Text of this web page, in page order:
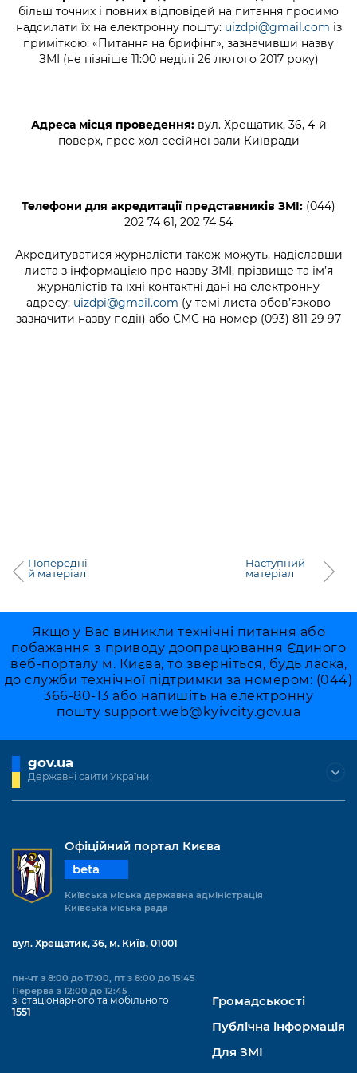
Підприємства, установи, організації
Kyiv International Relations
Безбар'єрність
Портал Захисників та Захисниць
Безбар'єрність
Міський застосунок Київ Цифровий
Уряд» – місцевий рівень»
Важливе під час воєнного стану
Про відкриті дані
Портал даних Києва
більш точних і повних відповідей на питання просимо
надсилати їх на електронну пошту: uizdpi@gmail.com із
приміткою: «Питання на брифінг», зазначивши назву
ЗМІ (не пізніше 11:00 неділі 26 лютого 2017 року)
Адреса місця проведення: вул. Хрещатик, 36, 4-й
поверх, прес-хол сесійної зали Київради
Телефони для акредитації представників ЗМІ: (044)
202 74 61, 202 74 54
Акредитуватися журналісти також можуть, надіславши
листа з інформацією про назву ЗМІ, прізвище та ім’я
журналістів та їхні контактні дані на електронну
адресу: uizdpi@gmail.com (у темі листа обов’язково
зазначити назву події) або СМС на номер (093) 811 29 97
Попередні
й матеріал
Наступний
матеріал
Якщо у Вас виникли технічні питання або
побажання з приводу доопрацювання Єдиного
веб-порталу м. Києва, то зверніться, будь ласка,
до служби технічної підтримки за номером: (044)
366-80-13 або напишіть на електронну
пошту support.web@kyivcity.gov.ua
gov.ua
Державні сайти України
Офіційний портал Києва
beta
Київська міська державна адміністрація
Київська міська рада
вул. Хрещатик, 36, м. Київ, 01001
пн-чт з 8:00 до 17:00, пт з 8:00 до 15:45
Перерва з 12:00 до 12:45
зі стаціонарного та мобільного
1551
Громадськості
Публічна інформація
Для ЗМІ